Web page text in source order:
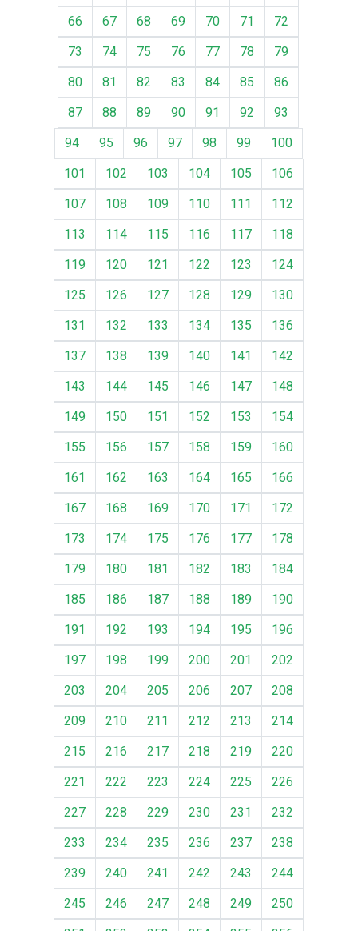
66
67 68 69 70 71
72
73
74 75 76 77 78
79
80
81 82 83 84 85
86
87
88 89 90 91 92
93
94
95 96 97 98 99
100
101
102 103 104 105
106
107
108 109 110 111
112
113
114 115 116 117
118
119
120 121 122 123
124
125
126 127 128 129
130
131
132 133 134 135
136
137
138 139 140 141
142
143
144 145 146 147
148
149
150 151 152 153
154
155
156 157 158 159
160
161
162 163 164 165
166
167
168 169 170 171
172
173
174 175 176 177
178
179
180 181 182 183
184
185
186 187 188 189
190
191
192 193 194 195
196
197
198 199 200 201
202
203
204 205 206 207
208
209
210 211 212 213
214
215
216 217 218 219
220
221
222 223 224 225
226
227
228 229 230 231
232
233
234 235 236 237
238
239
240 241 242 243
244
245
246 247 248 249
250